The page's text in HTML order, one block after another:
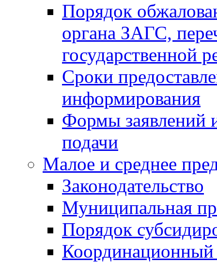
Порядок
органа ЗАГС,
государственной
Сроки
информирования
Формы заявлений
подачи
Малое и среднее
Законодательство
Муниципальная
Порядок
Координационный